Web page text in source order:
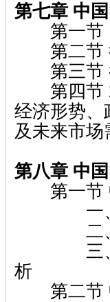
第七章 中
第一节
第二节
第三节
第四节
经济形势、
及未来市场
第八章 中
第一节
一、 中
二、中
三、
析
第二节